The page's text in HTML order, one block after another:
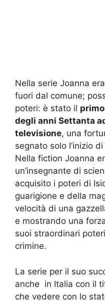
Nella serie Joanna
fuori dal comune;
poteri: è stato il
degli anni Settanta
televisione, una
segnato solo l’inizio
Nella fiction Joanna
un’insegnante di
acquisito i poteri di
guarigione e della
velocità di una
e mostrando una
suoi straordinari
crimine.
La serie per il suo
anche in Italia con il
che vedere con lo